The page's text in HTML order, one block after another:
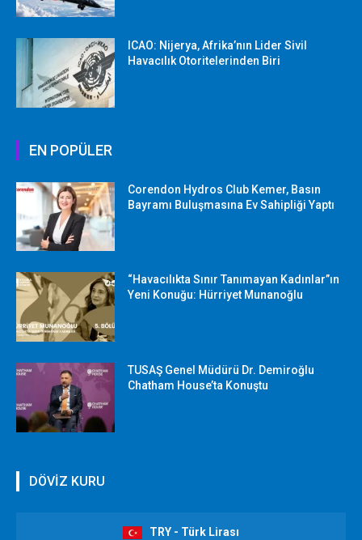
ICAO: Nijerya, Afrika’nın Lider Sivil
Havacılık Otoritelerinden Biri
EN POPÜLER
Corendon Hydros Club Kemer, Basın
Bayramı Buluşmasına Ev Sahipliği Yaptı
“Havacılıkta Sınır Tanımayan Kadınlar”ın
Yeni Konuğu: Hürriyet Munanoğlu
TUSAŞ Genel Müdürü Dr. Demiroğlu
Chatham House’ta Konuştu
DÖVİZ KURU
TRY - Türk Lirası